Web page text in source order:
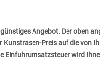
Angebot. Der oben
Preis auf die von
Einfuhrumsatzsteuer wird